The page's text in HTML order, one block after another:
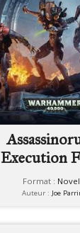
Execution
Format :
Auteur : Joe